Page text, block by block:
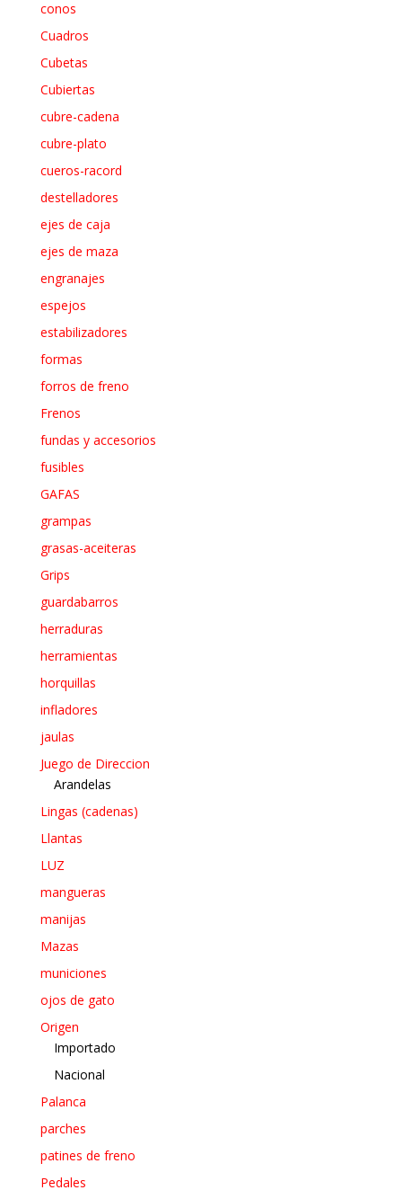
conos
Cuadros
Cubetas
Cubiertas
cubre-cadena
cubre-plato
cueros-racord
destelladores
ejes de caja
ejes de maza
engranajes
espejos
estabilizadores
formas
forros de freno
Frenos
fundas y accesorios
fusibles
GAFAS
grampas
grasas-aceiteras
Grips
guardabarros
herraduras
herramientas
horquillas
infladores
jaulas
Juego de Direccion
Arandelas
Lingas (cadenas)
Llantas
LUZ
mangueras
manijas
Mazas
municiones
ojos de gato
Origen
Importado
Nacional
Palanca
parches
patines de freno
Pedales